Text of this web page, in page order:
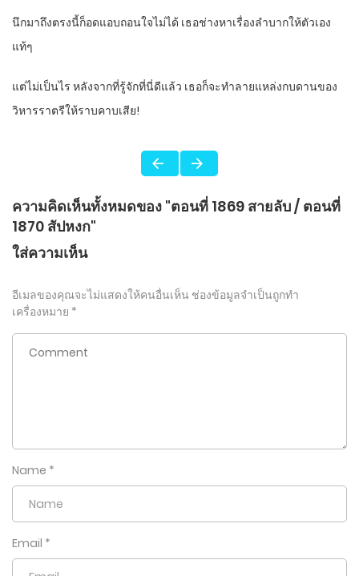
นึกมาถึงตรงนี้ก็อดแอบถอนใจไม่ได้ เธอช่างหาเรื่องลำบากให้ตัวเอง
แท้ๆ
แต่ไม่เป็นไร หลังจากที่รู้จักที่นี่ดีแล้ว เธอก็จะทำลายแหล่งกบดานของ
วิหารราตรีให้ราบคาบเสีย!
ความคิดเห็นทั้งหมดของ "ตอนที่ 1869 สายลับ / ตอนที่
1870 สัปหงก"
ใส่ความเห็น
อีเมลของคุณจะไม่แสดงให้คนอื่นเห็น ช่องข้อมูลจำเป็นถูกทำ
เครื่องหมาย *
Name *
Email *